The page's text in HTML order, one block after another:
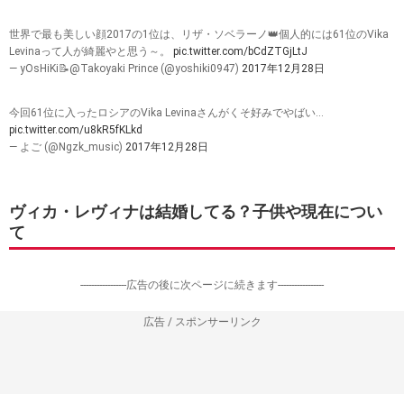
世界で最も美しい顔2017の1位は、リザ・ソベラーノ👑個人的には61位のVika
Levinaって人が綺麗やと思う～。 pic.twitter.com/bCdZTGjLtJ
— yOsHiKi📝@Takoyaki Prince (@yoshiki0947) 2017年12月28日
今回61位に入ったロシアのVika Levinaさんがくそ好みでやばい…
pic.twitter.com/u8kR5fKLkd
— よご (@Ngzk_music) 2017年12月28日
ヴィカ・レヴィナは結婚してる？子供や現在につい
て
-----------------広告の後に次ページに続きます-----------------
広告 / スポンサーリンク